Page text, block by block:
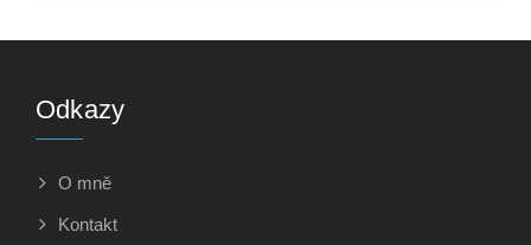
Odkazy
O mně
Kontakt